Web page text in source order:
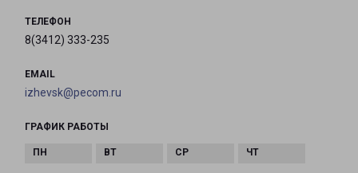
ТЕЛЕФОН
8(3412) 333-235
EMAIL
izhevsk@pecom.ru
ГРАФИК РАБОТЫ